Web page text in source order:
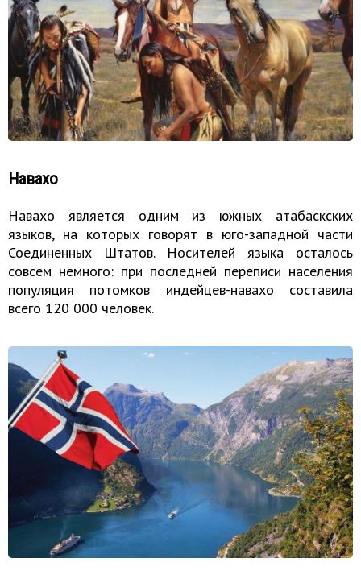
Навахо
Навахо является одним из южных атабаскских
языков, на которых говорят в юго-западной части
Соединенных Штатов. Носителей языка осталось
совсем немного: при последней переписи населения
популяция потомков индейцев-навахо составила
всего 120 000 человек.